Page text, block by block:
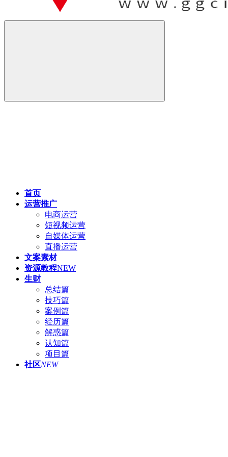
首页
运营推广
电商运营
短视频运营
自媒体运营
直播运营
文案素材
资源教程NEW
生财
总结篇
技巧篇
案例篇
经历篇
解惑篇
认知篇
项目篇
社区NEW